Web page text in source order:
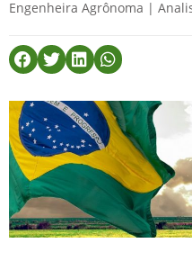
Engenheira Agrônoma |